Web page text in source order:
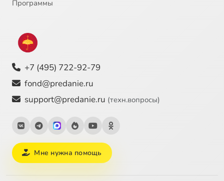
28 Вымысел ли «мытарства»?
30 Молитвы за неправославных
Программы
+7 (495) 722-92-79
fond@predanie.ru
support@predanie.ru (техн.вопросы)
Мне нужна помощь